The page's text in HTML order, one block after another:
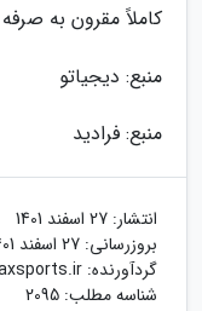
کاملاً مقرون به
منبع: دیجیاتو
منبع: فرادید
انتشار: 27 اسفند 1401
بروزرسانی: 27 اسفند 1401
گردآورنده:
شناسه مطلب: 2095